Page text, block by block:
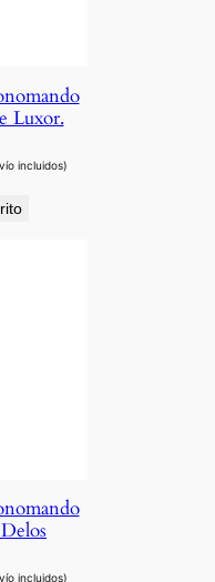
Luxor.
incluidos)
incluidos)